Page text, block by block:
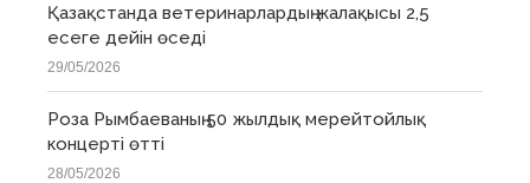
Қазақстанда ветеринарлардың жалақысы 2,5
есеге дейін өседі
29/05/2026
Роза Рымбаеваның 50 жылдық мерейтойлық
концерті өтті
28/05/2026